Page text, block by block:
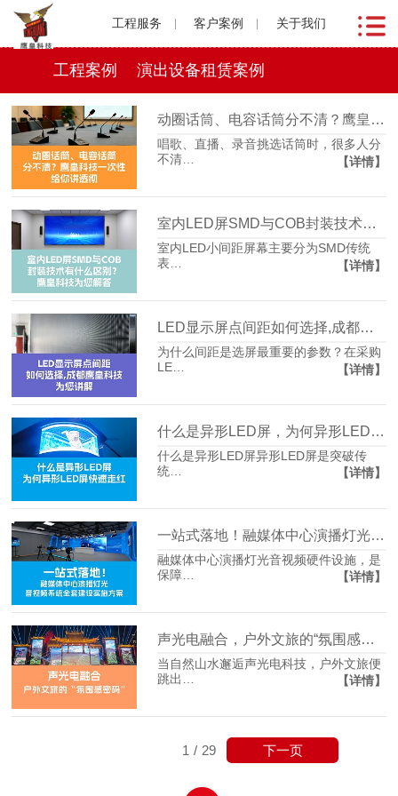
工程服务 客户案例 关于我们
工程案例 演出设备租赁案例
动圈话筒、电容话筒分不清？鹰皇科技一次性给你讲透彻
唱歌、直播、录音挑选话筒时，很多人分
不清…
【详情】
室内LED屏SMD与COB封装技术有什么区别？鹰皇科技为您解答
室内LED小间距屏幕主要分为SMD传统
表…
【详情】
LED显示屏点间距如何选择,成都鹰皇科技为您讲解
为什么间距是选屏最重要的参数？在采购
LE…
【详情】
什么是异形LED屏，为何异形LED屏快速走红
什么是异形LED屏异形LED屏是突破传
统…
【详情】
一站式落地！融媒体中心演播灯光音视频系统建设实施方案分享
融媒体中心演播灯光音视频硬件设施，是
保障…
【详情】
声光电融合，户外文旅的“氛围感密码”
当自然山水邂逅声光电科技，户外文旅便
跳出…
【详情】
1 / 29 下一页